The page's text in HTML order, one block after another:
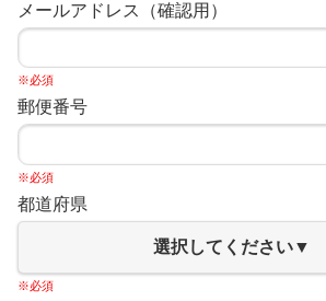
メールアドレス（確認用）
※必須
郵便番号
※必須
都道府県
選択してください▼
※必須